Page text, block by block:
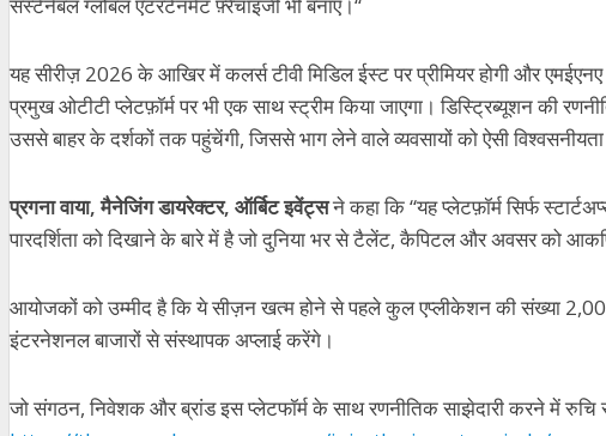
यहसीरीज़ 2026केआखिरमेंकलर्सटीवीमिडिलईस्टपरप्रीमियरहोगीऔर एमईएनए
प्रमुखओटीटी प्लेटफ़ॉर्मपरभीएकसाथस्ट्रीमकियाजाएगा। डिस्ट्रिब्यूशनकी
उससेबाहरकेदर्शकोंतकपहुंचेंगी,जिससेभागलेनेवालेव्यवसायोंकोऐसीविश्वसनीयता
प्रगनावाया,मैनेजिंग डायरेक्टर, ऑर्बिटइवेंट्सनेकहा कि“यहप्लेटफ़ॉर्मसिर्फ
पारदर्शिताकोदिखानेकेबारेमेंहैजोदुनियाभरसेटैलेंट,कैपिटलऔरअवसरको
आयोजकोंकोउम्मीदहैकिये सीज़नखत्महोनेसेपहलेकुलएप्लीकेशनकीसंख्या
इंटरनेशनल बाजारों सेसंस्थापक अप्लाईकरेंगे।
जोसंगठन,निवेशकऔरब्रांडइसप्लेटफॉर्म केसाथरणनीतिकसाझेदारीकरनेमेंरुचि